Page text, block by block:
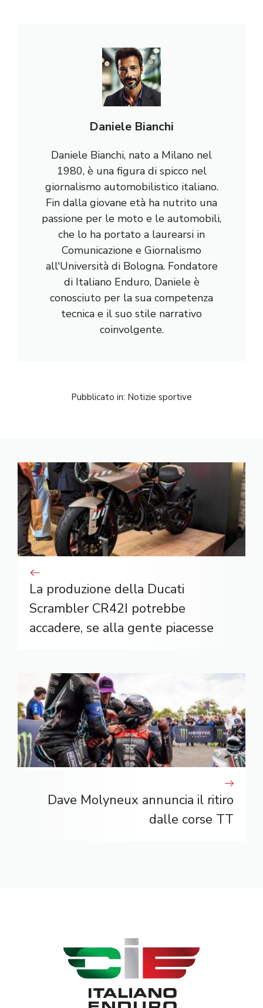
Daniele Bianchi
Daniele Bianchi, nato a Milano nel
1980, è una figura di spicco nel
giornalismo automobilistico italiano.
Fin dalla giovane età ha nutrito una
passione per le moto e le automobili,
che lo ha portato a laurearsi in
Comunicazione e Giornalismo
all'Università di Bologna. Fondatore
di Italiano Enduro, Daniele è
conosciuto per la sua competenza
tecnica e il suo stile narrativo
coinvolgente.
Pubblicato in: Notizie sportive
La produzione della Ducati
Scrambler CR42I potrebbe
accadere, se alla gente piacesse
Dave Molyneux annuncia il ritiro
dalle corse TT